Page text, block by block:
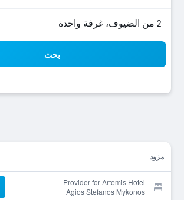
2 من الضيوف، غرفة واحدة
بحث
مزود
Provider for Artemis Hotel
Agios Stefanos Mykonos